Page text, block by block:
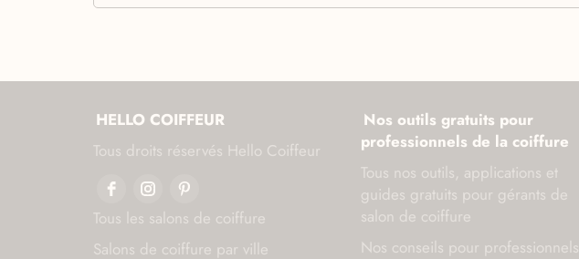
HELLO COIFFEUR
Tous droits réservés Hello Coiffeur
Tous les salons de coiffure
Salons de coiffure par ville
Nos outils gratuits pour
professionnels de la coiffure
Tous nos outils, applications et
guides gratuits pour gérants de
salon de coiffure
Nos conseils pour professionnels